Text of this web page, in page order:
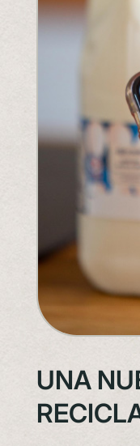
Socios
QR al
UNA